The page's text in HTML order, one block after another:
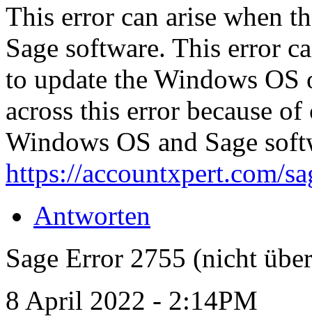
This error can arise when
Sage software. This error
to update the Windows OS
across this error because
Windows OS and Sage
https://accountxpert.com/
Antworten
Sage Error 2755 (nicht
8 April 2022 - 2:14PM